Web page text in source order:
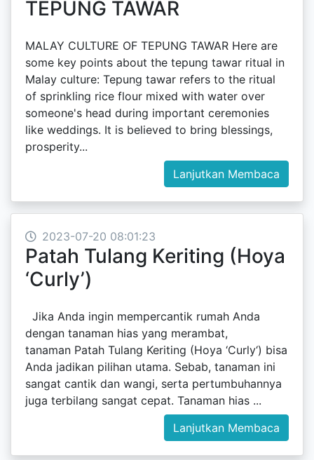
TEPUNG TAWAR
MALAY CULTURE OF TEPUNG TAWAR Here are
some key points about the tepung tawar ritual in
Malay culture: Tepung tawar refers to the ritual
of sprinkling rice flour mixed with water over
someone's head during important ceremonies
like weddings. It is believed to bring blessings,
prosperity...
Lanjutkan Membaca
2023-07-20 08:01:23
Patah Tulang Keriting (Hoya
‘Curly’)
Jika Anda ingin mempercantik rumah Anda
dengan tanaman hias yang merambat,
tanaman Patah Tulang Keriting (Hoya ‘Curly‘) bisa
Anda jadikan pilihan utama. Sebab, tanaman ini
sangat cantik dan wangi, serta pertumbuhannya
juga terbilang sangat cepat. Tanaman hias ...
Lanjutkan Membaca